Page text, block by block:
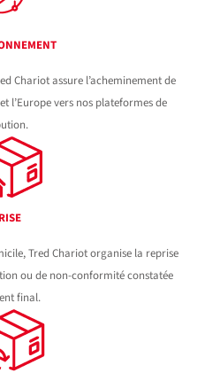
Chariot assure l’acheminement de
l’Europe vers nos plateformes de
Tred Chariot organise la reprise
ou de non-conformité constatée
final.